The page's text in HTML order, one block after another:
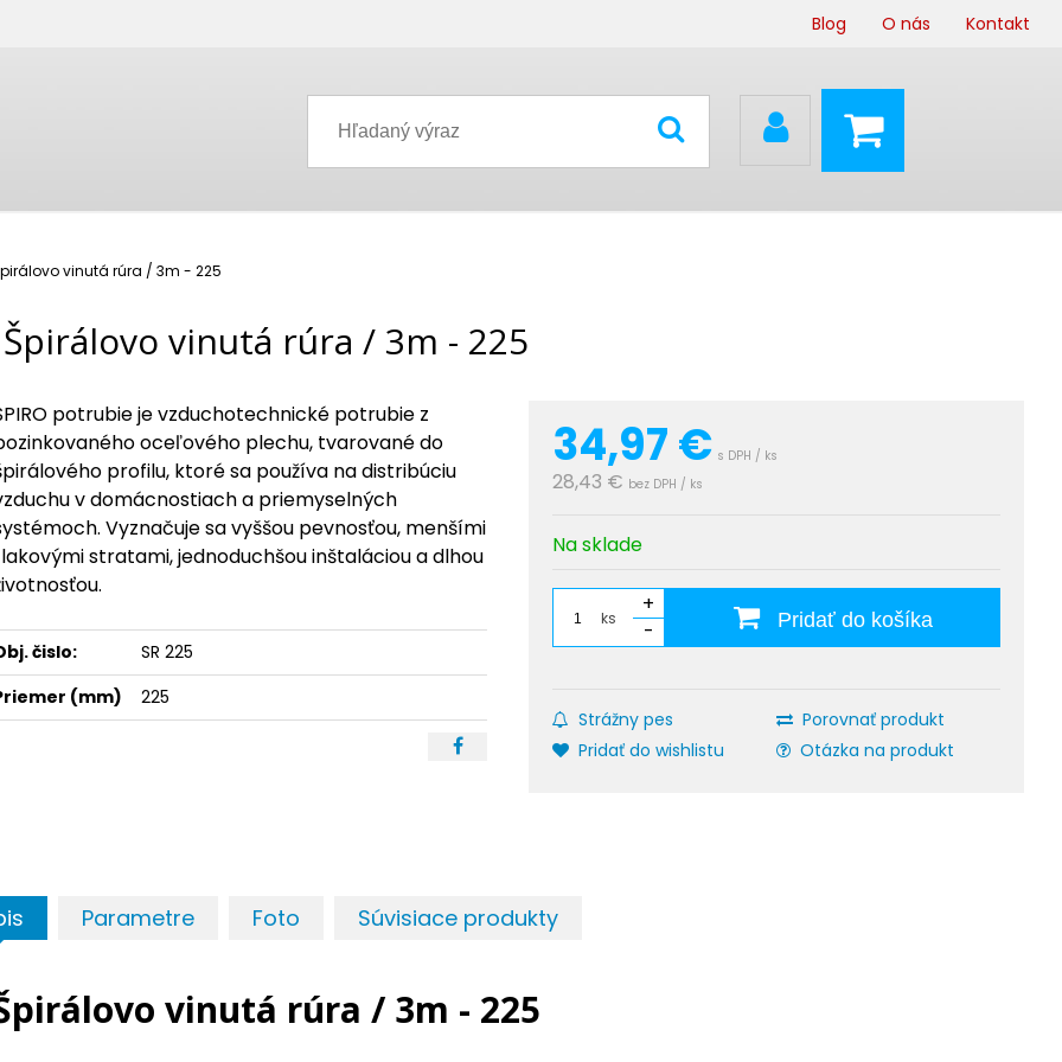
Blog O nás Kontakt
vinutá rúra / 3m - 225
Špirálovo vinutá rúra / 3m - 225
34,97€ s DPH / ks
28,43 € bez DPH / ks
Na sklade
ks
+
-
Pridať do košíka
Strážny pes
Porovnať produkt
Pridať do wishlistu
Otázka na produkt
potrubie je vzduchotechnické potrubie z
oceľového plechu, tvarované do
profilu, ktoré sa používa na distribúciu
v domácnostiach a priemyselných
Vyznačuje sa vyššou pevnosťou, menšími
stratami, jednoduchšou inštaláciou a dlhou
čislo:
SR 225
(mm)
225
Parametre Foto Súvisiace produkty
vinutá rúra / 3m - 225